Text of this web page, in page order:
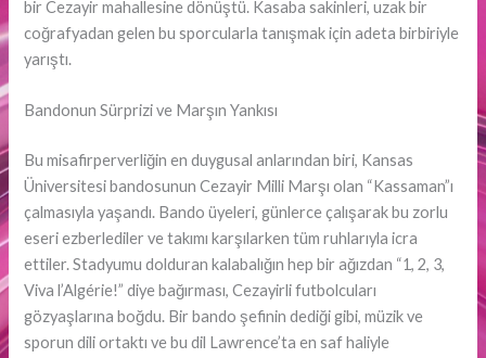
bir Cezayir mahallesine dönüştü. Kasaba sakinleri, uzak bir
coğrafyadan gelen bu sporcularla tanışmak için adeta birbiriyle
yarıştı.
Bandonun Sürprizi ve Marşın Yankısı
Bu misafirperverliğin en duygusal anlarından biri, Kansas
Üniversitesi bandosunun Cezayir Milli Marşı olan “Kassaman”ı
çalmasıyla yaşandı. Bando üyeleri, günlerce çalışarak bu zorlu
eseri ezberlediler ve takımı karşılarken tüm ruhlarıyla icra
ettiler. Stadyumu dolduran kalabalığın hep bir ağızdan “1, 2, 3,
Viva l’Algérie!” diye bağırması, Cezayirli futbolcuları
gözyaşlarına boğdu. Bir bando şefinin dediği gibi, müzik ve
sporun dili ortaktı ve bu dil Lawrence’ta en saf haliyle